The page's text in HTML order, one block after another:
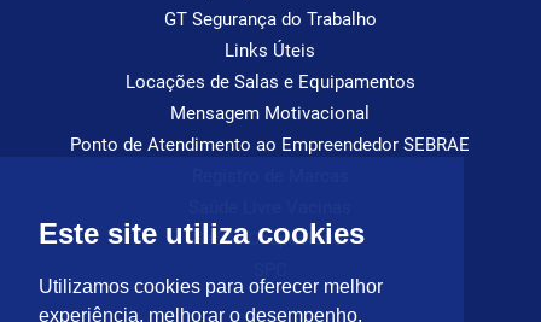
Este site utiliza cookies
Utilizamos cookies para oferecer melhor
experiência, melhorar o desempenho,
GT Segurança do Trabalho
Links Úteis
Locações de Salas e Equipamentos
Mensagem Motivacional
Ponto de Atendimento ao Empreendedor SEBRAE
Saúde Ocupacional